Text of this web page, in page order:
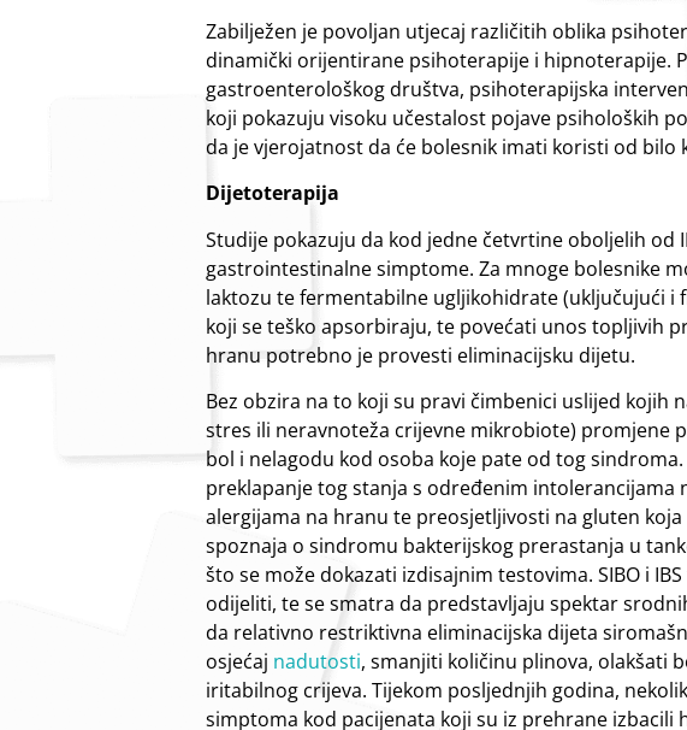
Zabilježen je povoljan utjecaj različitih oblika
dinamički orijentirane psihoterapije i hipnoterapije.
gastroenterološkog društva, psihoterapijska
koji pokazuju visoku učestalost pojave psiholoških
da je vjerojatnost da će bolesnik imati koristi od bilo
Dijetoterapija
Studije pokazuju da kod jedne četvrtine oboljelih od
gastrointestinalne simptome. Za mnoge bolesnike
laktozu te fermentabilne ugljikohidrate (uključujući
koji se teško apsorbiraju, te povećati unos topljivih
hranu potrebno je provesti eliminacijsku dijetu.
Bez obzira na to koji su pravi čimbenici uslijed
stres ili neravnoteža crijevne mikrobiote) promjene
bol i nelagodu kod osoba koje pate od tog
preklapanje tog stanja s određenim
alergijama na hranu te preosjetljivosti na gluten koja
spoznaja o sindromu bakterijskog prerastanja u
što se može dokazati izdisajnim testovima. SIBO i
odijeliti, te se smatra da predstavljaju spektar
da relativno restriktivna eliminacijska dijeta
osjećaj nadutosti, smanjiti količinu plinova, olakšati
iritabilnog crijeva. Tijekom posljednjih godina,
simptoma kod pacijenata koji su iz prehrane